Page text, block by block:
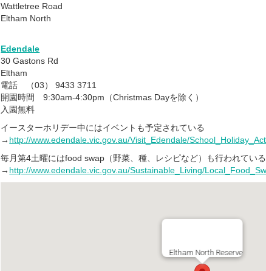
Wattletree Road
Eltham North
Edendale
30 Gastons Rd
Eltham
電話 （03） 9433 3711
開園時間 9:30am-4:30pm（Christmas Dayを除く）
入園無料
イースターホリデー中にはイベントも予定されている
→ http://www.edendale.vic.gov.au/Visit_Edendale/
毎月第4土曜にはfood swap（野菜、種、レシピなど）も行われてい
→ http://www.edendale.vic.gov.au/Sustainable_Living/
Eltham North Reserve